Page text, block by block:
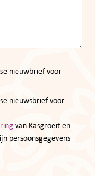
nieuwbrief voor
nieuwsbrief voor
van Kasgroeit en
persoonsgegevens